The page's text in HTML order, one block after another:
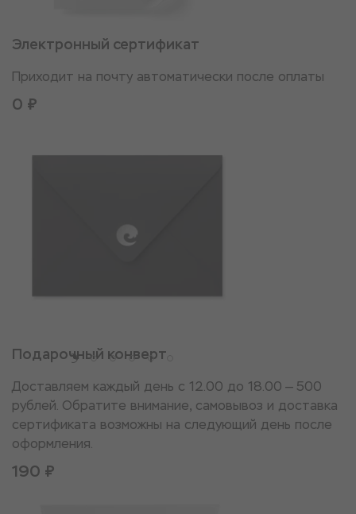
Электронный сертификат
Приходит на почту автоматически после оплаты
0 ₽
Подарочный конверт
Доставляем каждый день с 12.00 до 18.00 — 500
рублей. Обратите внимание, самовывоз и доставка
сертификата возможны на следующий день после
оформления.
190 ₽